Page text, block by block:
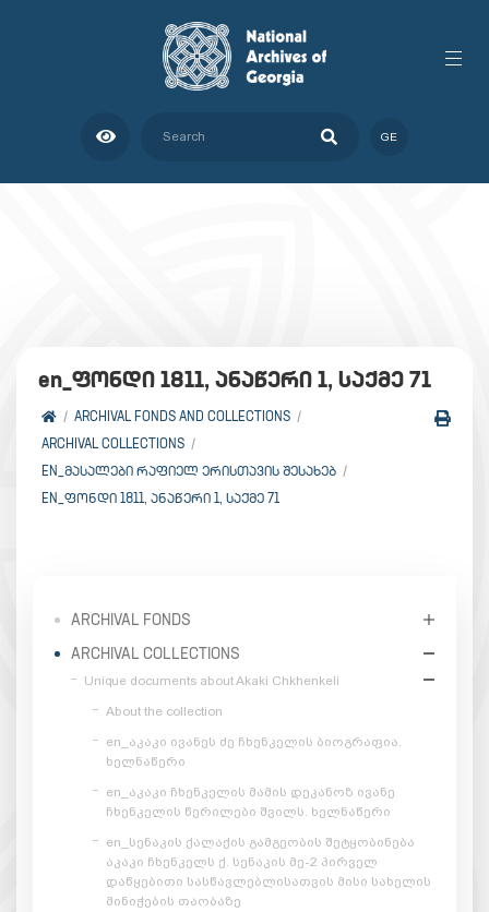
GE
en_ფონდი 1811, ანაწერი 1, საქმე 71
ARCHIVAL FONDS AND COLLECTIONS
ARCHIVAL COLLECTIONS
EN_ᲛᲐᲡᲐᲚᲔᲑᲘ ᲠᲐᲤᲘᲔᲚ ᲔᲠᲘᲡᲗᲐᲕᲘᲡ ᲨᲔᲡᲐᲮᲔᲑ
EN_ᲤᲝᲜᲓᲘ 1811, ᲐᲜᲐᲬᲔᲠᲘ 1, ᲡᲐᲥᲛᲔ 71
ARCHIVAL FONDS
ARCHIVAL COLLECTIONS
Unique documents about Akaki Chkhenkeli
About the collection
en_აკაკი ივანეს ძე ჩხენკელის ბიოგრაფია.
ხელნაწერი
en_აკაკი ჩხენკელის მამის დეკანოზ ივანე
ჩხენკელის წერილები შვილს. ხელნაწერი
en_სენაკის ქალაქის გამგეობის შეტყობინება
აკაკი ჩხენკელს ქ. სენაკის მე-2 პირველ
დაწყებითი სასწავლებლისათვის მისი სახელის
მინიჭების თაობაზე